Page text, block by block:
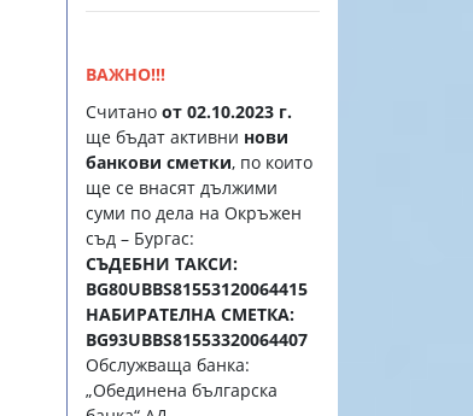
ВАЖНО!!!
Считано от 02.10.2023 г.
ще бъдат активни нови
банкови сметки, по които
ще се внасят дължими
суми по дела на Окръжен
съд – Бургас:
СЪДЕБНИ ТАКСИ:
BG80UBBS81553120064415
НАБИРАТЕЛНА СМЕТКА:
BG93UBBS81553320064407
Обслужваща банка:
„Обединена българска